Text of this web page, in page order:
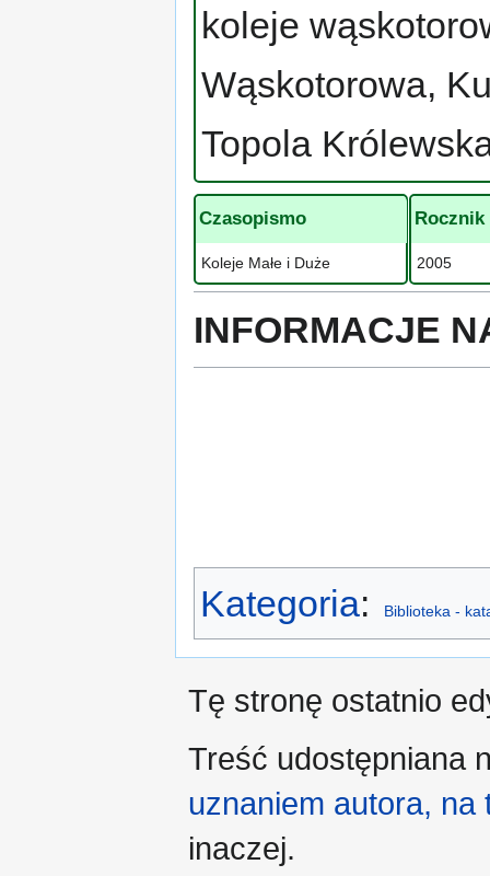
koleje
Wąskotorowa,
Topola
Czasopismo
Koleje Małe i Duże
Rocznik
2005
INFORMACJE
Kategoria: Biblioteka -
Tę stronę ostatnio
Treść udostępniana
uznaniem autora,
inaczej.